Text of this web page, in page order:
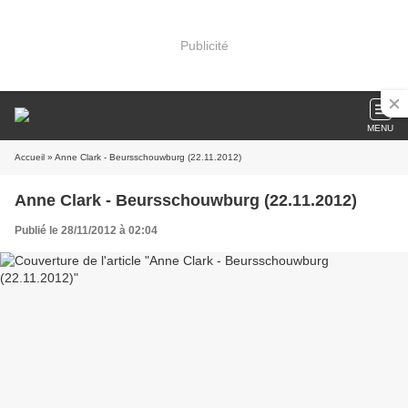
Publicité
MENU
Accueil » Anne Clark - Beursschouwburg (22.11.2012)
Anne Clark - Beursschouwburg (22.11.2012)
Publié le 28/11/2012 à 02:04